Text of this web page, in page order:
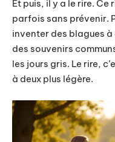
Et puis, il y a le rire.
parfois sans prévenir.
inventer des blagues
des souvenirs
les jours gris. Le rire,
à deux plus légère.